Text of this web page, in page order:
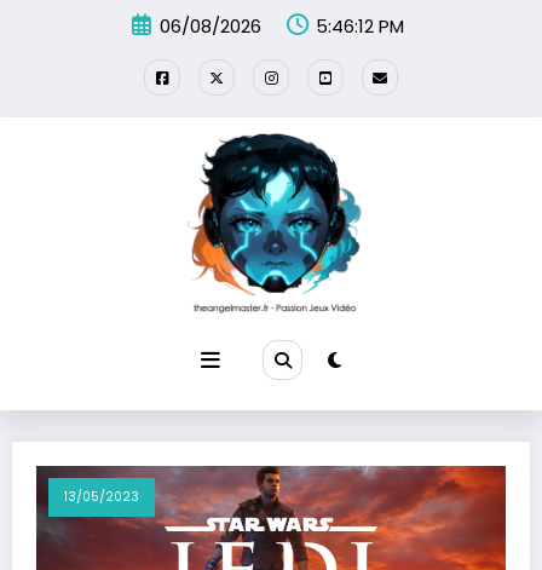
06/08/2026 5:46:13 PM
13/05/2023